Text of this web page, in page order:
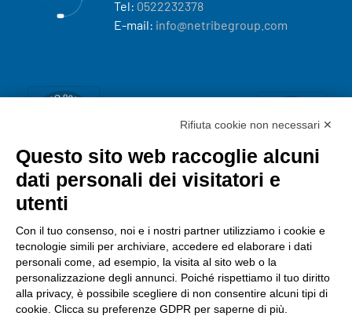
Tel: 0522232378
E-mail: info@netribegroup.com
Rifiuta cookie non necessari ✕
Questo sito web raccoglie alcuni
dati personali dei visitatori e
utenti
Con il tuo consenso, noi e i nostri partner utilizziamo i cookie e
tecnologie simili per archiviare, accedere ed elaborare i dati
personali come, ad esempio, la visita al sito web o la
personalizzazione degli annunci. Poiché rispettiamo il tuo diritto
alla privacy, è possibile scegliere di non consentire alcuni tipi di
cookie. Clicca su preferenze GDPR per saperne di più.